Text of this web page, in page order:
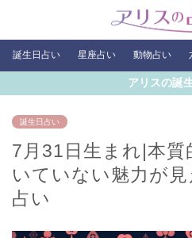
誕生日占い 星座占い 動物占い
アリスの誕
誕生日占い
7月31日生まれ|本
いていない魅力が
占い